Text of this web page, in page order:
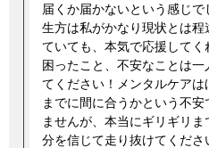
届くか届かないという感じ
生方は私がかなり現状とは
ていても、本気で応援してく
困ったこと、不安なことは
てください！メンタルケア
までに間に合うかという不
ませんが、本当にギリギリ
分を信じて走り抜けてくださ